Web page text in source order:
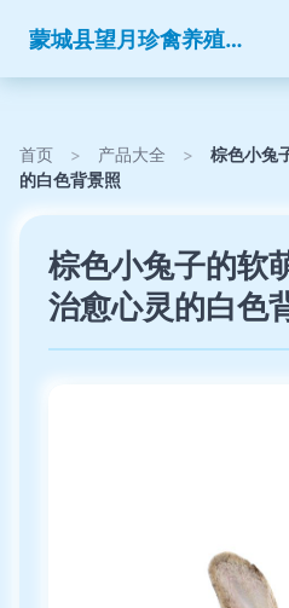
蒙城县望月珍禽养殖有限公司
首页 > 产品大全 >
棕色小兔
的白色背景照
棕色小兔子的
治愈心灵的白色